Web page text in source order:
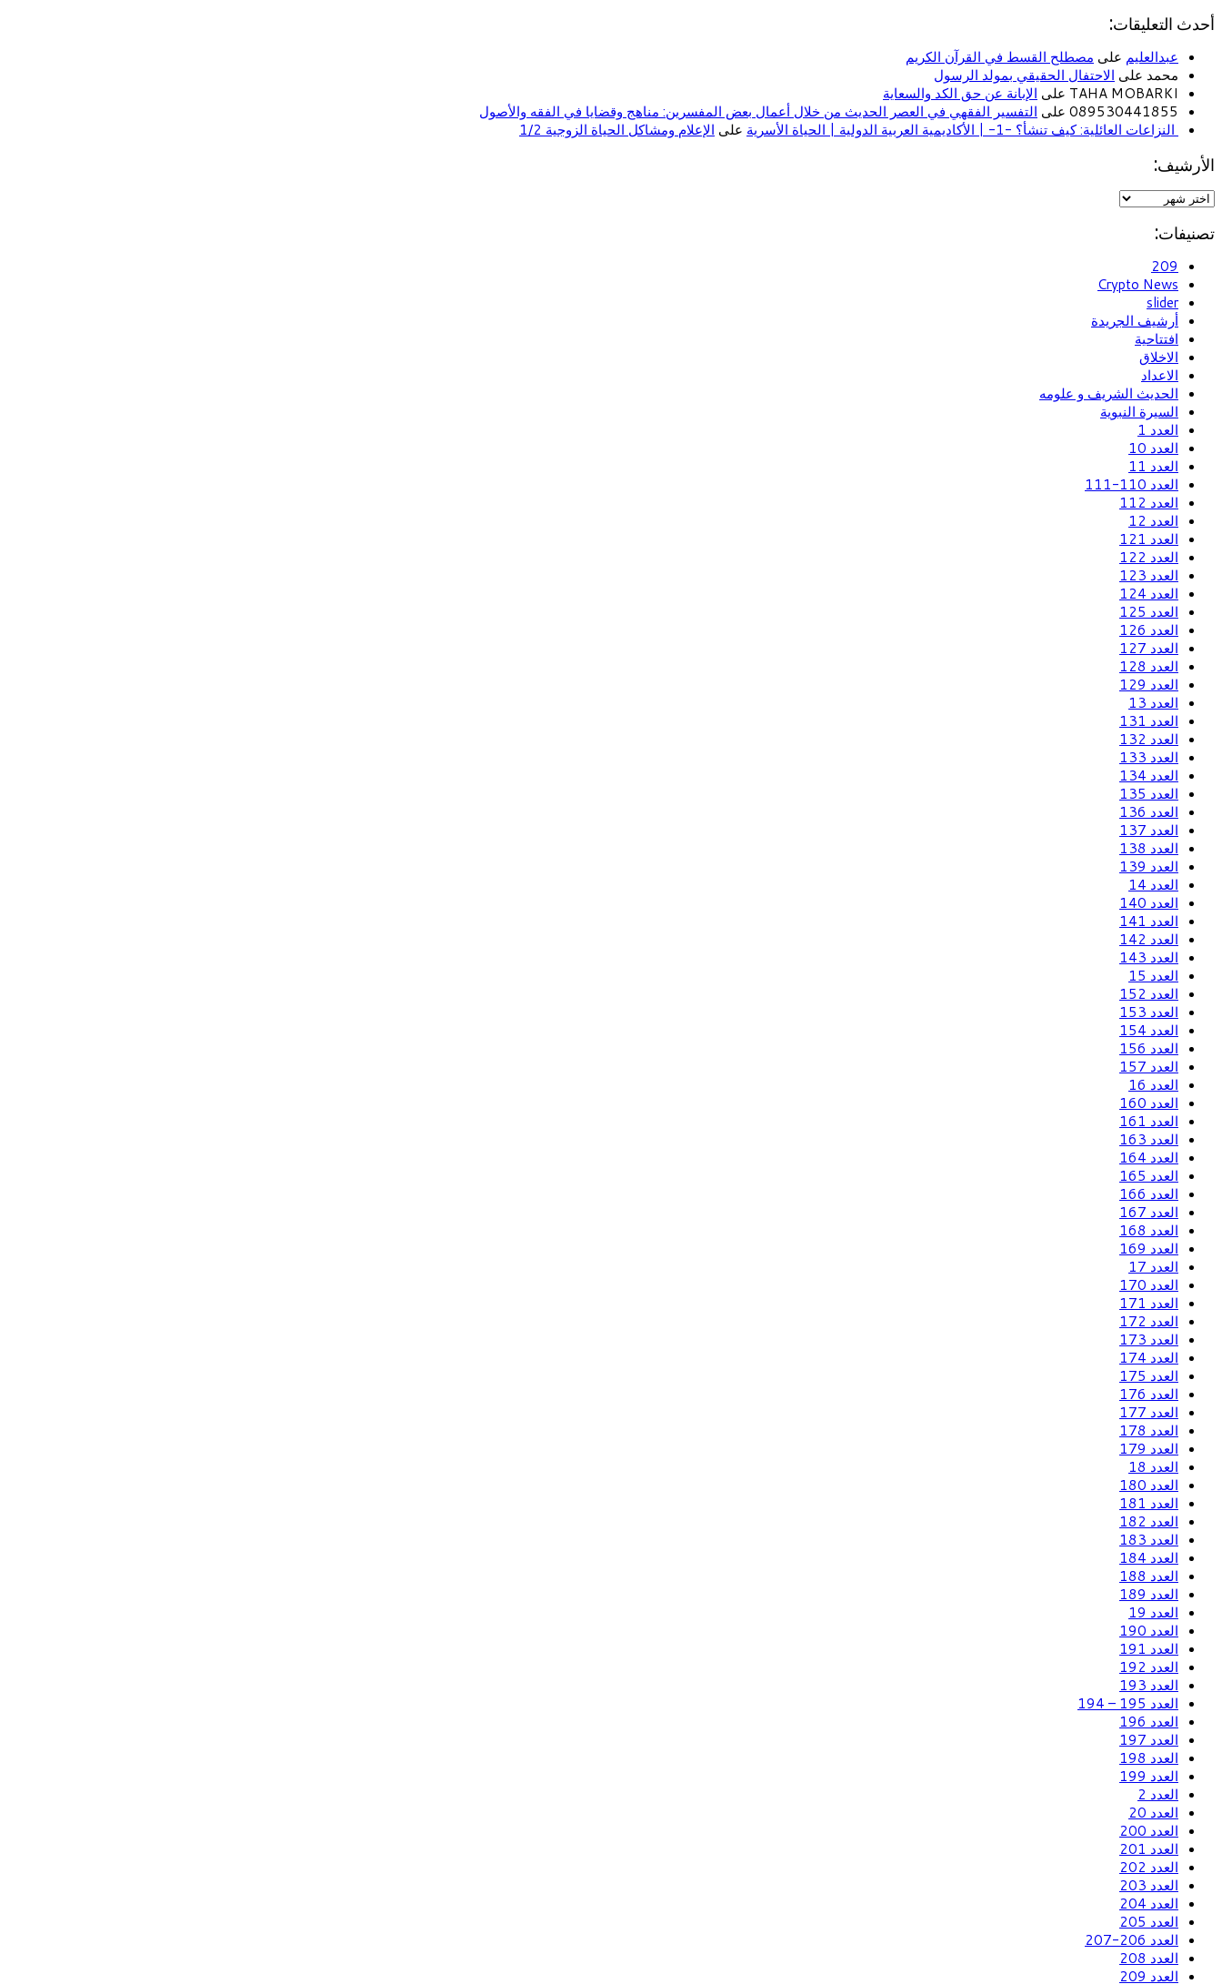
أحدث التعليقات:
عبدالعليم على مصطلح القسط في القرآن الكريم
محمد على الاحتفال الحقيقي بمولد الرسول
TAHA MOBARKI على
الإبانة عن حق الكد والسعاية
089530441855 على
التفسير الفقهي في العصر الحديث من خلال أعمال بعض المفسرين: مناهج وقضايا في الفقه والأصول
النزاعات العائلية: كيف تنشأ؟ -1- | الأكاديمية العربية الدولية | الحياة الأسرية
على الإعلام ومشاكل الحياة الزوجية 1/2
الأرشيف:
تصنيفات:
209
Crypto News
slider
أرشيف الجريدة
افتتاحية
الاخلاق
الاعداد
الحديث الشريف و علومه
السيرة النبوية
العدد 1
العدد 10
العدد 11
العدد 110-111
العدد 112
العدد 12
العدد 121
العدد 122
العدد 123
العدد 124
العدد 125
العدد 126
العدد 127
العدد 128
العدد 129
العدد 13
العدد 131
العدد 132
العدد 133
العدد 134
العدد 135
العدد 136
العدد 137
العدد 138
العدد 139
العدد 14
العدد 140
العدد 141
العدد 142
العدد 143
العدد 15
العدد 152
العدد 153
العدد 154
العدد 156
العدد 157
العدد 16
العدد 160
العدد 161
العدد 163
العدد 164
العدد 165
العدد 166
العدد 167
العدد 168
العدد 169
العدد 17
العدد 170
العدد 171
العدد 172
العدد 173
العدد 174
العدد 175
العدد 176
العدد 177
العدد 178
العدد 179
العدد 18
العدد 180
العدد 181
العدد 182
العدد 183
العدد 184
العدد 188
العدد 189
العدد 19
العدد 190
العدد 191
العدد 192
العدد 193
العدد 195 – 194
العدد 196
العدد 197
العدد 198
العدد 199
العدد 2
العدد 20
العدد 200
العدد 201
العدد 202
العدد 203
العدد 204
العدد 205
العدد 206-207
العدد 208
العدد 209